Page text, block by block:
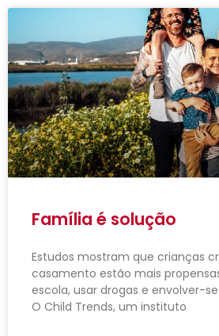
Família é solução
Estudos mostram que crianças
casamento estão mais
escola, usar drogas e envolver-
O Child Trends, um instituto